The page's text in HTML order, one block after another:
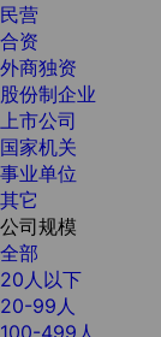
民营
合资
外商独资
股份制企业
上市公司
国家机关
事业单位
其它
公司规模
全部
20人以下
20-99人
100-499人